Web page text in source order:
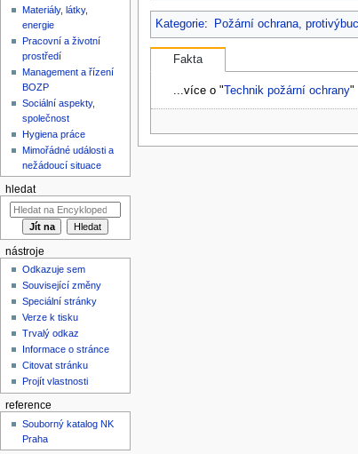
Kategorie: Požární ochrana,
Fakta
...více o "Technik požární ochrany"
Materiály, látky,
energie
Pracovní a životní
prostředí
Management a řízení
BOZP
Sociální aspekty,
společnost
Hygiena práce
Mimořádné události a
nežádoucí situace
hledat
nástroje
Odkazuje sem
Související změny
Speciální stránky
Verze k tisku
Trvalý odkaz
Informace o stránce
Citovat stránku
Projít vlastnosti
reference
Souborný katalog NK
Praha